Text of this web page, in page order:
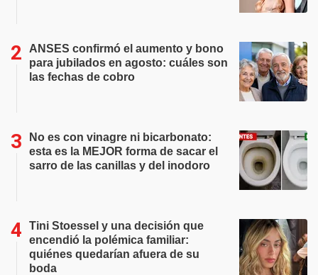
ANSES confirmó el aumento y bono
para jubilados en agosto: cuáles son
las fechas de cobro
No es con vinagre ni bicarbonato:
esta es la MEJOR forma de sacar el
sarro de las canillas y del inodoro
Tini Stoessel y una decisión que
encendió la polémica familiar:
quiénes quedarían afuera de su
boda